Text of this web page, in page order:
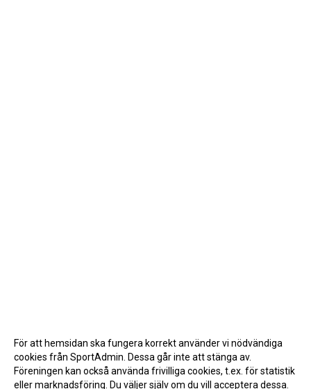
För att hemsidan ska fungera korrekt använder vi nödvändiga
cookies från SportAdmin. Dessa går inte att stänga av.
Föreningen kan också använda frivilliga cookies, t.ex. för statistik
eller marknadsföring. Du väljer själv om du vill acceptera dessa.